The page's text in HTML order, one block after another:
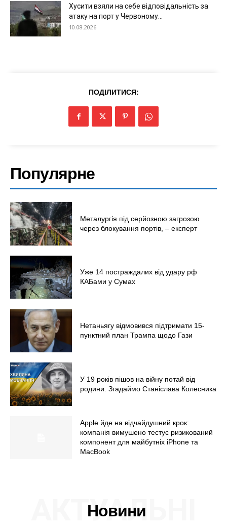
Хусити взяли на себе відповідальність за
атаку на порт у Червоному...
10.08.2026
ПОДІЛИТИСЯ:
Популярне
Металургія під серйозною загрозою
через блокування портів, – експерт
Уже 14 постраждалих від удару рф
КАБами у Сумах
Нетаньягу відмовився підтримати 15-
пунктний план Трампа щодо Гази
У 19 років пішов на війну потай від
родини. Згадаймо Станіслава Колесника
Apple йде на відчайдушний крок:
компанія вимушено тестує ризикований
компонент для майбутніх iPhone та
MacBook
Новини
АКТУАЛЬНІ